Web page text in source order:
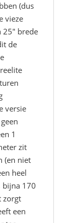
(dus
vieze
brede
de
versie
1
zit
(en niet
heel
bijna 170
zorgt
een